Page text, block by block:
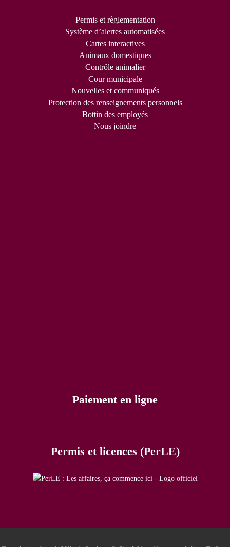
Permis et règlementation
Système d’alertes automatisées
Cartes interactives
Animaux domestiques
Contrôle animalier
Cour municipale
Nouvelles et communiqués
Protection des renseignements personnels
Bottin des employés
Nous joindre
Paiement en ligne
Permis et licences (PerLE)